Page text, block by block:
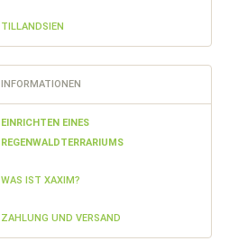
TILLANDSIEN
INFORMATIONEN
EINRICHTEN EINES
REGENWALDTERRARIUMS
WAS IST XAXIM?
ZAHLUNG UND VERSAND